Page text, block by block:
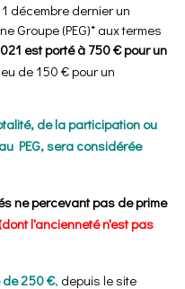
décembre dernier un
Groupe (PEG)* aux termes
est porté à 750 € pour un
de 150 € pour un
de la participation ou
PEG, sera considérée
ne percevant pas de prime
(dont l'ancienneté n'est pas
de 250 €, depuis le site